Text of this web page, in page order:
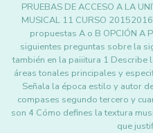
PRUEBAS DE ACCESO A LA
MUSICAL 11 CURSO
propuestas A o B OPCIÓN A
siguientes preguntas sobre la
también en la paiiitura 1
áreas tonales principales y
Señala la época estilo y autor
compases segundo tercero y
son 4 Cómo defines la textura
que